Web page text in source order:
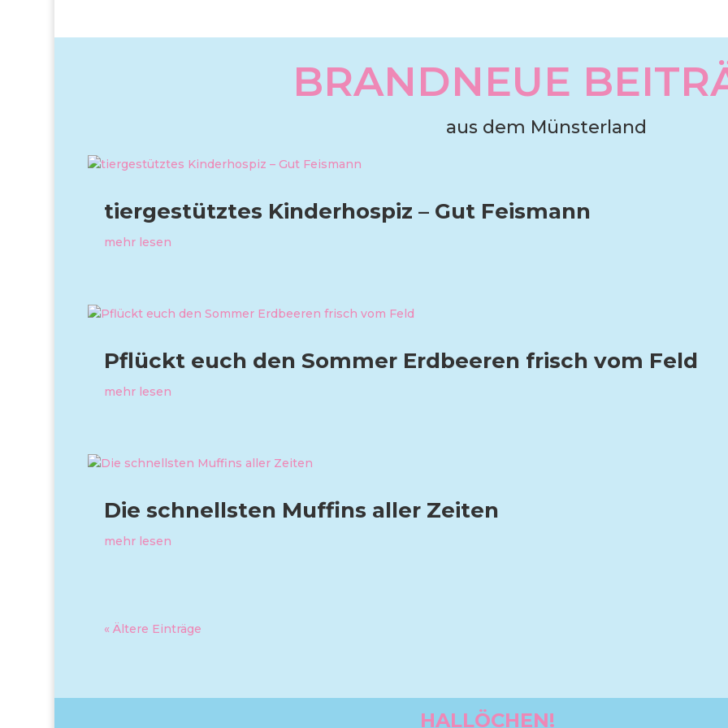
BRANDNEUE
aus dem Münsterland
tiergestütztes Kinderhospiz – Gut Feismann
mehr lesen
Pflückt euch den Sommer Erdbeeren frisch vom Feld
mehr lesen
Die schnellsten Muffins aller Zeiten
mehr lesen
« Ältere Einträge
HALLÖCHEN!